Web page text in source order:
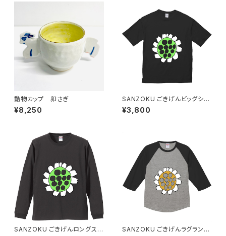
動物カップ 卯さぎ
¥8,250
SANZOKU ごきげんビッグシル
エットT★（ブラック）
¥3,800
SANZOKU ごきげんロングスリ
SANZOKU ごきげんラグランT